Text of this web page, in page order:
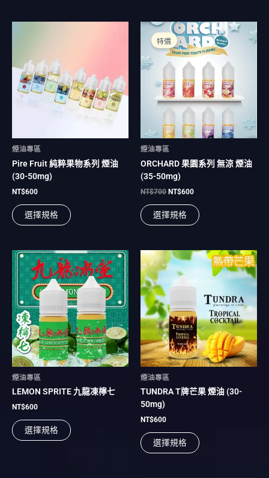
煙油專區
Pire Fruit 純粹果物系列 煙油
(30-50mg)
NT$600
選擇規格
多
種
款
式。
在
品
擇
特價
煙油專區
ORCHARD 果園系列 無涼 煙油
(35-50mg)
NT$700
原
始
價
格：
NT$700。
NT$600
目
前
價
格：
NT$600。
選擇規格
此
產
品
有
多
種
款
式。
可
在
品
擇
煙油專區
LEMON SPRITE 九龍凍檸七
NT$600
選擇規格
此
產
品
有
多
種
款
式。
可
在
品
選
煙油專區
TUNDRA T牌芒果 煙油 (30-
50mg)
NT$600
選擇規格
此
產
有
多
種
款
式。
可
在
品
擇